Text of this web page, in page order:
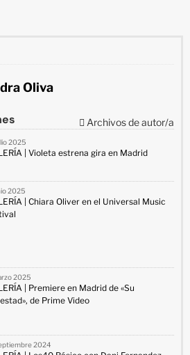
Oliva
Archivos de autor/a
2025
| Violeta estrena gira en Madrid
2025
| Chiara Oliver en el Universal Music
2025
| Premiere en Madrid de «Su
de Prime Video
2024